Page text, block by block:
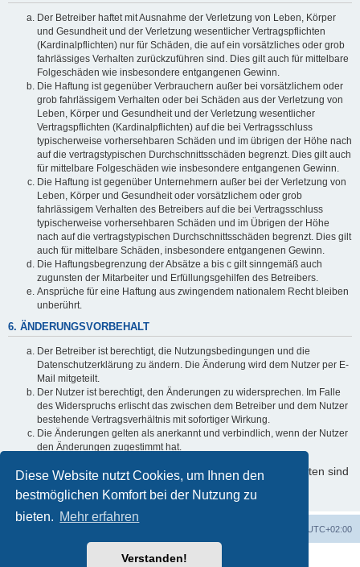
Diese Website nutzt Cookies, um Ihnen den
bestmöglichen Komfort bei der Nutzung zu
bieten. Mehr erfahren
Verstanden!
Der Betreiber haftet mit Ausnahme der Verletzung von Leben, Körper
und Gesundheit und der Verletzung wesentlicher Vertragspflichten
(Kardinalpflichten) nur für Schäden, die auf ein vorsätzliches oder grob
fahrlässiges Verhalten zurückzuführen sind. Dies gilt auch für mittelbare
Folgeschäden wie insbesondere entgangenen Gewinn.
Die Haftung ist gegenüber Verbrauchern außer bei vorsätzlichem oder
grob fahrlässigem Verhalten oder bei Schäden aus der Verletzung von
Leben, Körper und Gesundheit und der Verletzung wesentlicher
Vertragspflichten (Kardinalpflichten) auf die bei Vertragsschluss
typischerweise vorhersehbaren Schäden und im übrigen der Höhe nach
auf die vertragstypischen Durchschnittsschäden begrenzt. Dies gilt auch
für mittelbare Folgeschäden wie insbesondere entgangenen Gewinn.
Die Haftung ist gegenüber Unternehmern außer bei der Verletzung von
Leben, Körper und Gesundheit oder vorsätzlichem oder grob
fahrlässigem Verhalten des Betreibers auf die bei Vertragsschluss
typischerweise vorhersehbaren Schäden und im Übrigen der Höhe
nach auf die vertragstypischen Durchschnittsschäden begrenzt. Dies gilt
auch für mittelbare Schäden, insbesondere entgangenen Gewinn.
Die Haftungsbegrenzung der Absätze a bis c gilt sinngemäß auch
zugunsten der Mitarbeiter und Erfüllungsgehilfen des Betreibers.
Ansprüche für eine Haftung aus zwingendem nationalem Recht bleiben
unberührt.
6. ÄNDERUNGSVORBEHALT
Der Betreiber ist berechtigt, die Nutzungsbedingungen und die
Datenschutzerklärung zu ändern. Die Änderung wird dem Nutzer per E-
Mail mitgeteilt.
Der Nutzer ist berechtigt, den Änderungen zu widersprechen. Im Falle
des Widerspruchs erlischt das zwischen dem Betreiber und dem Nutzer
bestehende Vertragsverhältnis mit sofortiger Wirkung.
Die Änderungen gelten als anerkannt und verbindlich, wenn der Nutzer
den Änderungen zugestimmt hat.
Informationen über den Umgang mit Ihren persönlichen Daten sind
in der Datenschutzerklärung enthalten.
UTC+02:00
Powered byphpBB® Forum Software © phpBB Limited